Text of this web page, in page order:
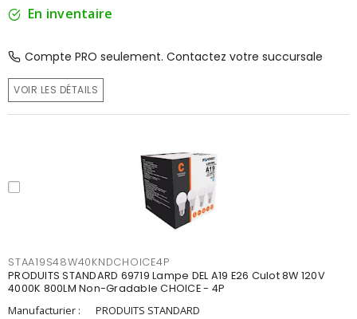
En inventaire
Compte PRO seulement. Contactez votre succursale
VOIR LES DÉTAILS
STAA19S48W40KNDCHOICE4P
PRODUITS STANDARD 69719 Lampe DEL A19 E26 Culot 8W 120V
4000K 800LM Non-Gradable CHOICE - 4P
Manufacturier :
PRODUITS STANDARD